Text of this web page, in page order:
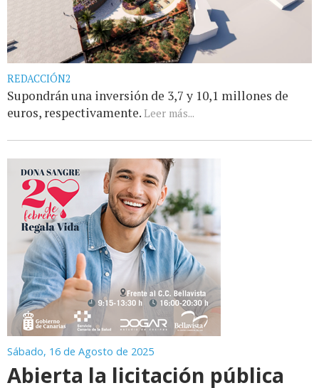
REDACCIÓN2
Supondrán una inversión de 3,7 y 10,1 millones de
euros, respectivamente. Leer más...
Sábado, 16 de Agosto de 2025
Abierta la licitación pública